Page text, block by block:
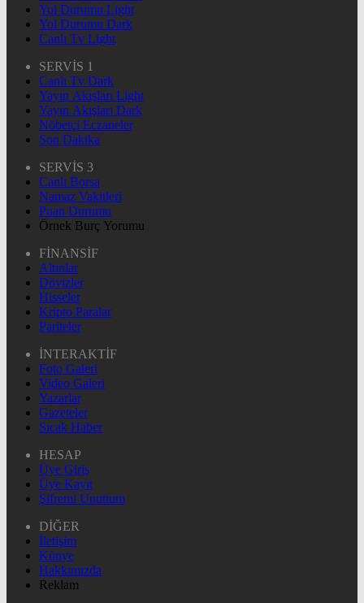
Yol Durumu Light
Yol Durumu Dark
Canlı Tv Light
SERVİS 1
Canlı Tv Dark
Yayın Akışları Light
Yayın Akışları Dark
Nöbetçi Eczaneler
Son Dakika
SERVİS 3
Canlı Borsa
Namaz Vakitleri
Puan Durumu
Örnek Burç Yorumu
FİNANSİF
Altınlar
Dövizler
Hisseler
Kripto Paralar
Pariteler
İNTERAKTİF
Foto Galeri
Video Galeri
Yazarlar
Gazeteler
Sıcak Haber
HESAP
Üye Giriş
Üye Kayıt
Şifremi Unuttum
DİĞER
İletişim
Künye
Hakkımızda
Reklam